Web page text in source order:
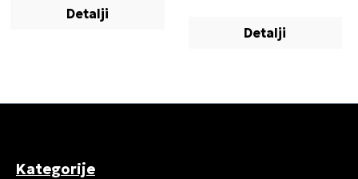
Detalji
Detalji
Kategorije